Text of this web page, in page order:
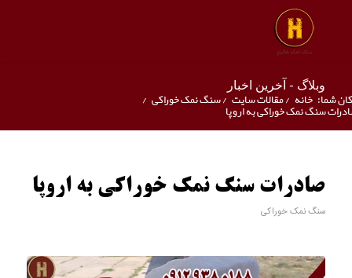
وبلاگ - آخرین اخبار
شما: خانه /مقالات سایت /سنگ نمک خوراکی /
سنگ نمک خوراکی به اروپا
صادرات سنگ نمک خوراکی به اروپا
سنگ نمک خوراکی